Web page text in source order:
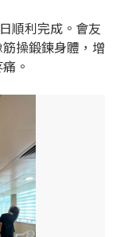
順利完成。會友
操鍛鍊身體，增
。